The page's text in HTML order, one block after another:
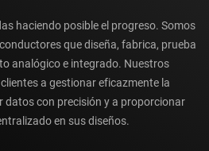
haciendo posible el progreso. Somos
que diseña, fabrica, prueba
analógico e integrado. Nuestros
a gestionar eficazmente la
datos con precisión y a proporcionar
en sus diseños.